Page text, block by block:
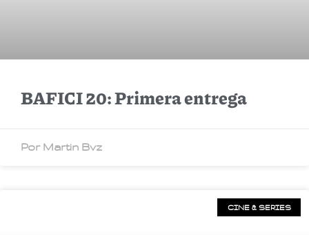
BAFICI 20: Primera entrega
Por Martin Bvz
CINE & SERIES